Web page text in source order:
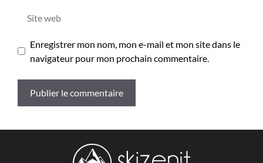
web
Enregistrer mon nom, mon e-mail et mon site dans le
navigateur pour mon prochain commentaire.